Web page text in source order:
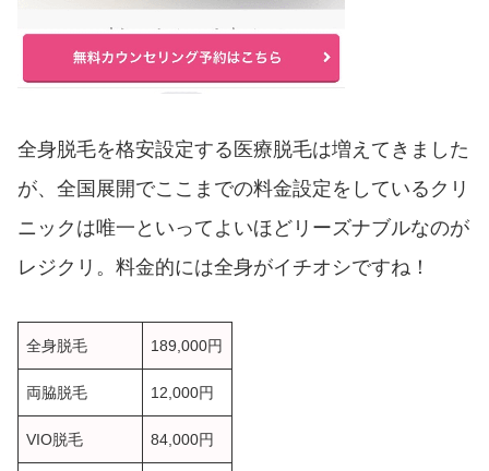
全身脱毛を格安設定する医療脱毛は増えてきました
が、全国展開でここまでの料金設定をしているクリ
ニックは唯一といってよいほどリーズナブルなのが
レジクリ。料金的には全身がイチオシですね！
全身脱毛 189,000円
両脇脱毛 12,000円
VIO脱毛 84,000円